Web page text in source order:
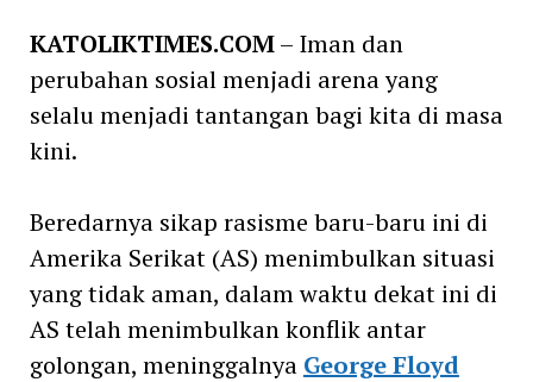
KATOLIKTIMES.COM– Iman dan
perubahan sosial menjadi arena yang
selalu menjadi tantangan bagi kita di masa
kini.
Beredarnya sikap rasisme baru-baru ini di
Amerika Serikat (AS) menimbulkan situasi
yang tidak aman, dalam waktu dekat ini di
AS telah menimbulkan konflik antar
golongan, meninggalnya George Floyd